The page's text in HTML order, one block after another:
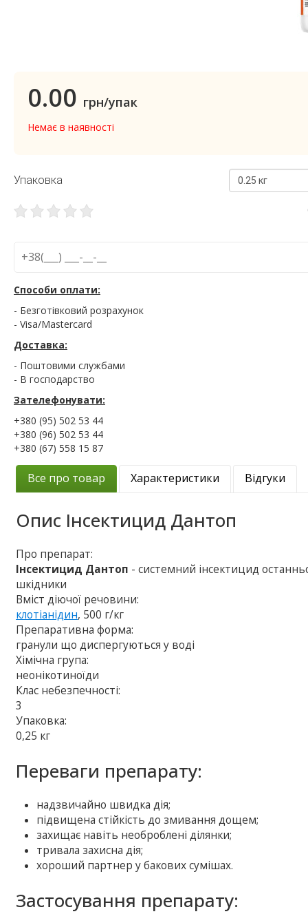
0.00 грн/упак
Немає в наявності
Упаковка 0.25 кг
Способи оплати:
- Безготівковий розрахунок
- Visa/Mastercard
Доставка:
- Поштовими службами
- В господарство
Зателефонувати:
+380 (95) 502 53 44
+380 (96) 502 53 44
+380 (67) 558 15 87
Все про товар Характеристики Відгуки
Опис Інсектицид Дантоп
Про препарат:
Інсектицид Дантоп - системний інсектицид
шкідники
Вміст діючої речовини:
клотіанідин, 500 г/кг
Препаративна форма:
гранули що диспергуються у воді
Хімічна група:
неонікотиноїди
Клас небезпечності:
3
Упаковка:
0,25 кг
Переваги препарату:
надзвичайно швидка дія;
підвищена стійкість до змивання дощем;
захищає навіть необроблені ділянки;
тривала захисна дія;
хороший партнер у бакових сумішах.
Застосування препарату: